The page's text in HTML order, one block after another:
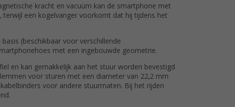
kracht en vacuüm kan de smartphone met
terwijl een kogelvanger voorkomt dat hij tijdens het
(beschikbaar voor verschillende
met een ingebouwde geometrie.
en kan gemakkelijk aan het stuur worden bevestigd
voor sturen met een diameter van 22,2 mm
voor andere stuurmaten. Bij het rijden